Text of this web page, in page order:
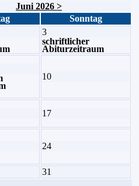
Juni 2026 >
Sonntag
3
schriftlicher
Abiturzeitraum
10
17
24
31